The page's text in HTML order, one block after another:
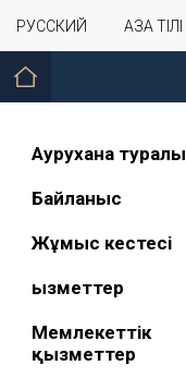
РУССКИЙ ҚАЗАҚ ТІЛІ
Аурухана туралы
Байланыс
Жұмыс кестесі
Қызметтер
Мемлекеттік
қызметтер